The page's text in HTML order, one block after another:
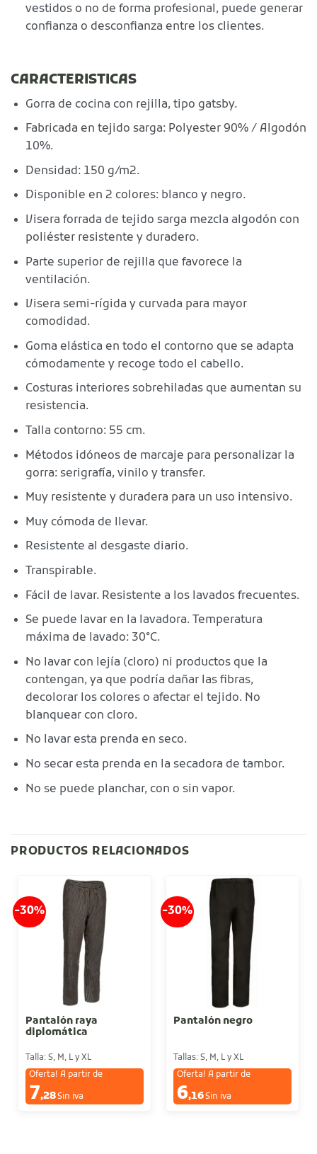
vestidos o no de forma profesional, puede generar
confianza o desconfianza entre los clientes.
CARACTERISTICAS
Gorra de cocina con rejilla, tipo gatsby.
Fabricada en tejido sarga: Polyester 90% / Algodón
10%.
Densidad: 150 g/m2.
Disponible en 2 colores: blanco y negro.
Visera forrada de tejido sarga mezcla algodón con
poliéster resistente y duradero.
Parte superior de rejilla que favorece la
ventilación.
Visera semi-rígida y curvada para mayor
comodidad.
Goma elástica en todo el contorno que se adapta
cómodamente y recoge todo el cabello.
Costuras interiores sobrehiladas que aumentan su
resistencia.
Talla contorno: 55 cm.
Métodos idóneos de marcaje para personalizar la
gorra: serigrafía, vinilo y transfer.
Muy resistente y duradera para un uso intensivo.
Muy cómoda de llevar.
Resistente al desgaste diario.
Transpirable.
Fácil de lavar. Resistente a los lavados frecuentes.
Se puede lavar en la lavadora. Temperatura
máxima de lavado: 30°C.
No lavar con lejía (cloro) ni productos que la
contengan, ya que podría dañar las fibras,
decolorar los colores o afectar el tejido. No
blanquear con cloro.
No lavar esta prenda en seco.
No secar esta prenda en la secadora de tambor.
No se puede planchar, con o sin vapor.
PRODUCTOS RELACIONADOS
-30%
Pantalón raya
diplomática
Talla: S, M, L y XL
Oferta! A partir de
7,28Sin iva
-30%
Pantalón negro
Tallas: S, M, L y XL
Oferta! A partir de
6,16Sin iva